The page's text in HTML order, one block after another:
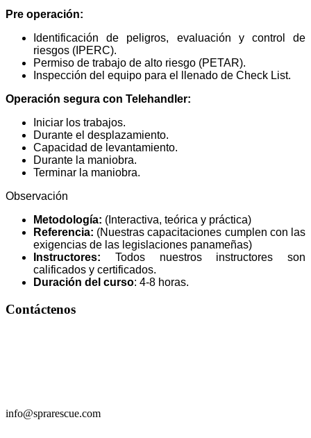
Pre operación:
Identificación de peligros, evaluación y control de
riesgos (IPERC).
Permiso de trabajo de alto riesgo (PETAR).
Inspección del equipo para el llenado de Check List.
Operación segura con Telehandler:
Iniciar los trabajos.
Durante el desplazamiento.
Capacidad de levantamiento.
Durante la maniobra.
Terminar la maniobra.
Observación
Metodología: (Interactiva, teórica y práctica)
Referencia: (Nuestras capacitaciones cumplen con las
exigencias de las legislaciones panameñas)
Instructores: Todos nuestros instructores son
calificados y certificados.
Duración del curso: 4-8 horas.
Contáctenos
info@sprarescue.com